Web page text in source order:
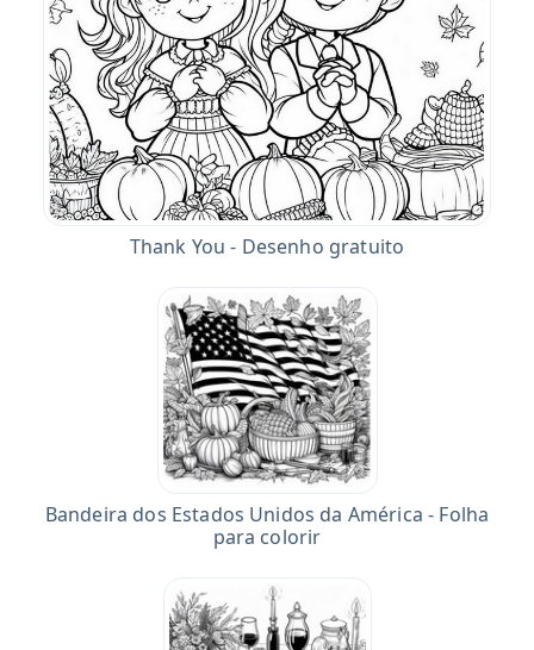
Thank You - Desenho gratuito
Bandeira dos Estados Unidos da América - Folha
para colorir